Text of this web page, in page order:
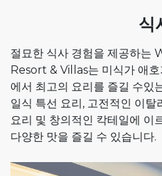
식
절묘한 식사 경험을 제공하
Resort & Villas는 미식가 애
에서 최고의 요리를 즐길 수있
일식 특선 요리, 고전적인 이
요리 및 창의적인 칵테일에 이
다양한 맛을 즐길 수 있습니다.